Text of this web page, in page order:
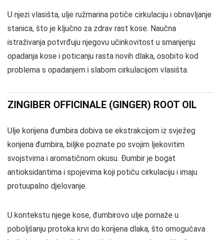
U njezi vlasišta, ulje ružmarina potiče cirkulaciju i obnavljanje
stanica, što je ključno za zdrav rast kose. Naučna
istraživanja potvrđuju njegovu učinkovitost u smanjenju
opadanja kose i poticanju rasta novih dlaka, osobito kod
problema s opadanjem i slabom cirkulacijom vlasišta.
ZINGIBER OFFICINALE (GINGER) ROOT OIL
Ulje korijena đumbira dobiva se ekstrakcijom iz svježeg
korijena đumbira, biljke poznate po svojim ljekovitim
svojstvima i aromatičnom okusu. Đumbir je bogat
antioksidantima i spojevima koji potiču cirkulaciju i imaju
protuupalno djelovanje.
U kontekstu njege kose, đumbirovo ulje pomaže u
poboljšanju protoka krvi do korijena dlaka, što omogućava